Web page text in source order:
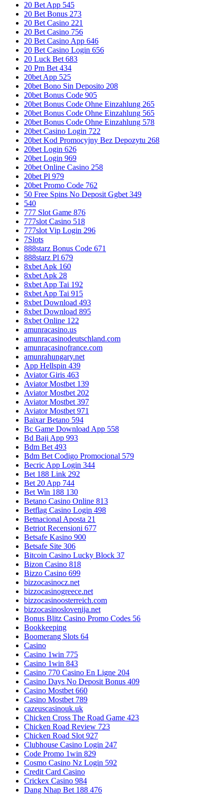
20 Bet App 545
20 Bet Bonus 273
20 Bet Casino 221
20 Bet Casino 756
20 Bet Casino App 646
20 Bet Casino Login 656
20 Luck Bet 683
20 Pm Bet 434
20bet App 525
20bet Bono Sin Deposito 208
20bet Bonus Code 905
20bet Bonus Code Ohne Einzahlung 265
20bet Bonus Code Ohne Einzahlung 565
20bet Bonus Code Ohne Einzahlung 578
20bet Casino Login 722
20bet Kod Promocyjny Bez Depozytu 268
20bet Login 626
20bet Login 969
20bet Online Casino 258
20bet Pl 979
20bet Promo Code 762
50 Free Spins No Deposit Ggbet 349
540
777 Slot Game 876
777slot Casino 518
777slot Vip Login 296
7Slots
888starz Bonus Code 671
888starz Pl 679
8xbet Apk 160
8xbet Apk 28
8xbet App Tai 192
8xbet App Tai 915
8xbet Download 493
8xbet Download 895
8xbet Online 122
amunracasino.us
amunracasinodeutschland.com
amunracasinofrance.com
amunrahungary.net
App Hellspin 439
Aviator Giris 463
Aviator Mostbet 139
Aviator Mostbet 202
Aviator Mostbet 397
Aviator Mostbet 971
Baixar Betano 594
Bc Game Download App 558
Bd Baji App 993
Bdm Bet 493
Bdm Bet Codigo Promocional 579
Becric App Login 344
Bet 188 Link 292
Bet 20 App 744
Bet Win 188 130
Betano Casino Online 813
Betflag Casino Login 498
Betnacional Aposta 21
Betriot Recensioni 677
Betsafe Kasino 900
Betsafe Site 306
Bitcoin Casino Lucky Block 37
Bizon Casino 818
Bizzo Casino 699
bizzocasinocz.net
bizzocasinogreece.net
bizzocasinoosterreich.com
bizzocasinoslovenija.net
Bonus Blitz Casino Promo Codes 56
Bookkeeping
Boomerang Slots 64
Casino
Casino 1win 775
Casino 1win 843
Casino 770 Casino En Ligne 204
Casino Days No Deposit Bonus 409
Casino Mostbet 660
Casino Mostbet 789
cazeuscasinouk.uk
Chicken Cross The Road Game 423
Chicken Road Review 723
Chicken Road Slot 927
Clubhouse Casino Login 247
Code Promo 1win 829
Cosmo Casino Nz Login 592
Credit Card Casino
Crickex Casino 984
Dang Nhap Bet 188 476